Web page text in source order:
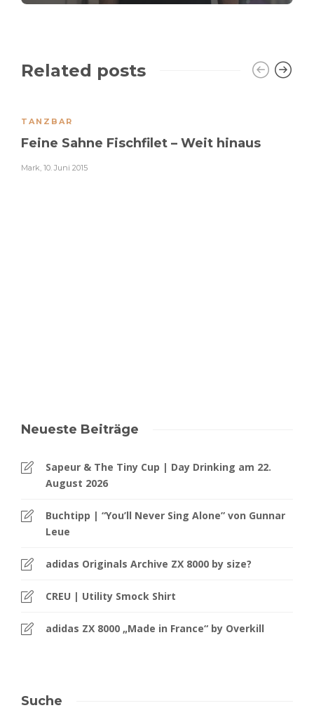
Related posts
TANZBAR
Feine Sahne Fischfilet – Weit hinaus
Mark 10. Juni 2015
Neueste Beiträge
Sapeur & The Tiny Cup | Day Drinking am 22.
August 2026
Buchtipp | “You’ll Never Sing Alone” von Gunnar
Leue
adidas Originals Archive ZX 8000 by size?
CREU | Utility Smock Shirt
adidas ZX 8000 „Made in France“ by Overkill
Suche